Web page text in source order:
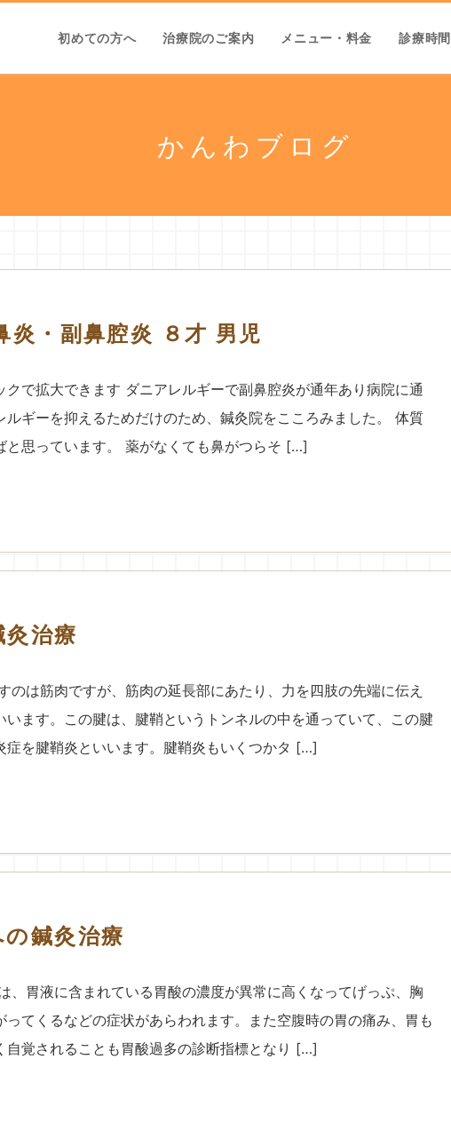
初めての方へ 治療院のご案内 メニュー・料金 診療時間
かんわブログ
炎・副鼻腔炎 ８才 男児
クで拡大できます ダニアレルギーで副鼻腔炎が通年あり病院に通
ルギーを抑えるためだけのため、鍼灸院をこころみました。 体質
と思っています。 薬がなくても鼻がつらそ […]
治療
のは筋肉ですが、筋肉の延長部にあたり、力を四肢の先端に伝え
います。この腱は、腱鞘というトンネルの中を通っていて、この腱
症を腱鞘炎といいます。腱鞘炎もいくつかタ […]
鍼灸治療
、胃液に含まれている胃酸の濃度が異常に高くなってげっぷ、胸
ってくるなどの症状があらわれます。また空腹時の胃の痛み、胃も
自覚されることも胃酸過多の診断指標となり […]